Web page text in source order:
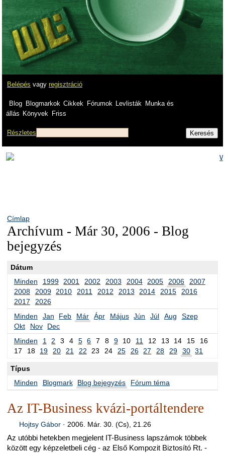
Belépés vagy regisztráció
Blog Blogmarkok Cikkek Fórumok Levlisták
Munka és
állás Könyvek Friss
Részletes
Címlap
Archívum - Már 30, 2006 - Blog
bejegyzés
Dátum
Minden
1999 2001 2002 2003 2004 2005 2006
2007
2008
2009 2010 2011 2012 2013 2014 2015
2016
2017
2026
Minden
Jan Feb Már Ápr Május Jún Júl Aug
Szep
Okt
Nov
Dec
Minden
1 2 3 4 5 6 7 8 9 10 11 12 13 14 15
16
17
18 19 20 21 22 23 24 25 26 27 28 29 30 31
Típus
Minden
Blogmark Blog bejegyzés Fórum téma
Az IT-Business kvázi-portáltendere
Hojtsy Gábor· 2006. Már. 30. (Cs), 21.26
Az utóbbi hetekben megjelent IT-Business lapszámok többek
között egy képzeletbeli cég - az Első Kompozit Biztosító Rt. -